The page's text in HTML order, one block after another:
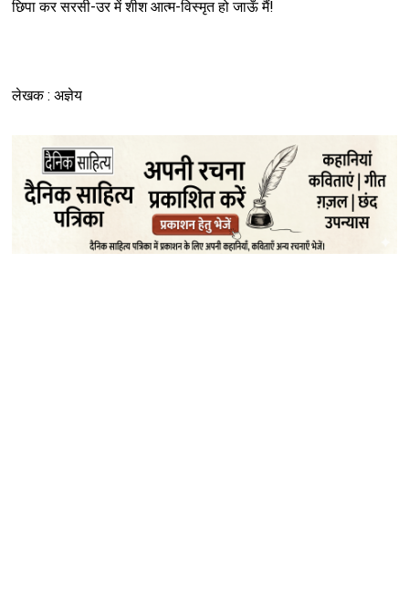
छिपा कर सरसी-उर में शीश आत्म-विस्मृत हो जाऊँ मैं!
लेखक : अज्ञेय